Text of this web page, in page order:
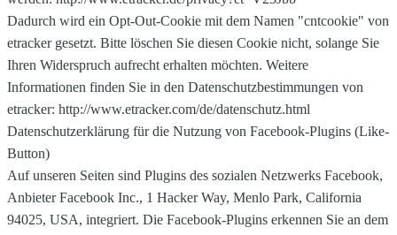
Dadurch wird ein Opt-Out-Cookie mit dem Namen "cntcookie" von
etracker gesetzt. Bitte löschen Sie diesen Cookie nicht, solange Sie
Ihren Widerspruch aufrecht erhalten möchten. Weitere
Informationen finden Sie in den Datenschutzbestimmungen von
etracker: http://www.etracker.com/de/datenschutz.html
Datenschutzerklärung für die Nutzung von Facebook-Plugins (Like-
Button)
Auf unseren Seiten sind Plugins des sozialen Netzwerks Facebook,
Anbieter Facebook Inc., 1 Hacker Way, Menlo Park, California
94025, USA, integriert. Die Facebook-Plugins erkennen Sie an dem